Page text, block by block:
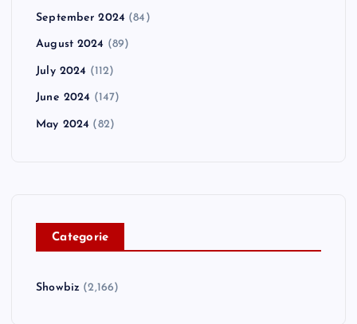
September 2024 (84)
August 2024 (89)
July 2024 (112)
June 2024 (147)
May 2024 (82)
Categorie
Showbiz (2,166)